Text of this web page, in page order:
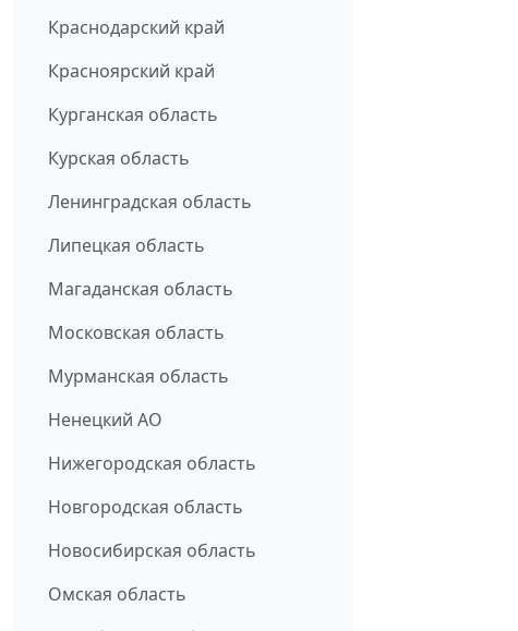
Краснодарский край
Красноярский край
Курганская область
Курская область
Ленинградская область
Липецкая область
Магаданская область
Московская область
Мурманская область
Ненецкий АО
Нижегородская область
Новгородская область
Новосибирская область
Омская область